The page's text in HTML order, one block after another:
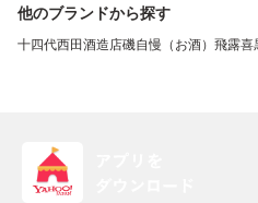
他のブランドから探す
十四代西田酒造店磯自慢（お酒） 飛露喜